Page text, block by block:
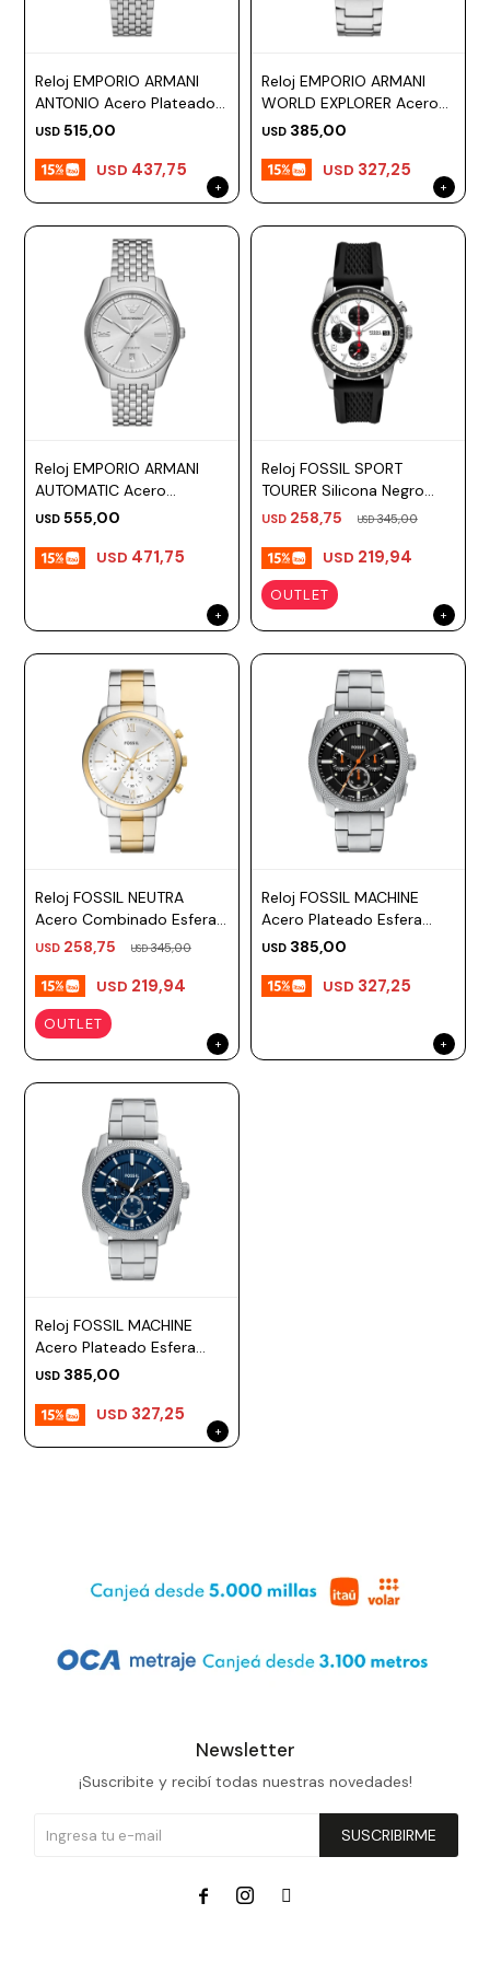
Reloj EMPORIO ARMANI
ANTONIO Acero Plateado
Esfera 41mm
USD 515,00
USD 437,75
Reloj EMPORIO ARMANI
WORLD EXPLORER Acero
Plateado Esfera 42mm
USD 385,00
USD 327,25
Reloj EMPORIO ARMANI
AUTOMATIC Acero
Plateado Esfera 41mm
USD 555,00
USD 471,75
Reloj FOSSIL SPORT
TOURER Silicona Negro
Esfera 42mm
USD 258,75 USD345,00
USD 219,94
OUTLET
Reloj FOSSIL NEUTRA
Acero Combinado Esfera
44mm
USD 258,75 USD345,00
USD 219,94
OUTLET
Reloj FOSSIL MACHINE
Acero Plateado Esfera
42mm
USD 385,00
USD 327,25
Reloj FOSSIL MACHINE
Acero Plateado Esfera
44mm
USD 385,00
USD 327,25
Newsletter
¡Suscribite y recibí todas nuestras novedades!
SUSCRIBIRME
  
Casio
Fossil
Skagen
Rosefield
Karvik
Prune
Mistral
Lamy
Repuestos
Bolígrafo
Rollerball
Lápiz
mecánico
Metal
Accesorios
MOCHILAS
ACCESORIOS
OUTLET
WATCHME
EmpresaCompraBlog